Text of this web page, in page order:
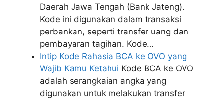
Daerah Jawa Tengah (Bank Jateng).
Kode ini digunakan dalam transaksi
perbankan, seperti transfer uang dan
pembayaran tagihan. Kode…
Intip Kode Rahasia BCA ke OVO yang
Wajib Kamu Ketahui Kode BCA ke OVO
adalah serangkaian angka yang
digunakan untuk melakukan transfer